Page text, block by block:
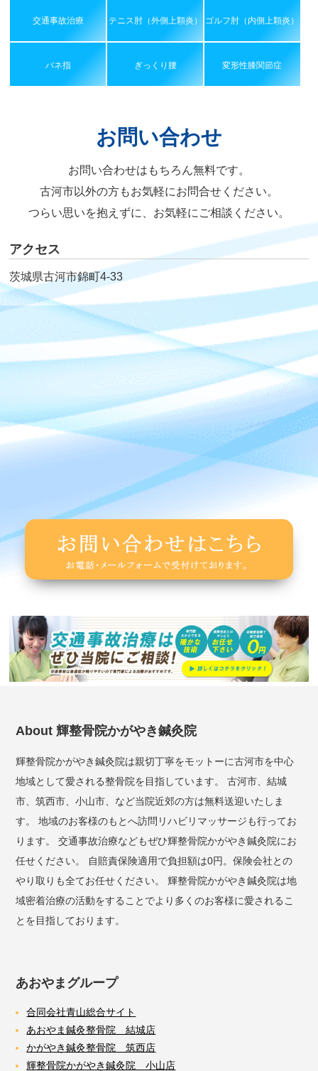
交通事故治療 テニス肘（外側上顆炎） ゴルフ肘（内側上顆炎）
バネ指 ぎっくり腰 変形性膝関節症
お問い合わせ
お問い合わせはもちろん無料です。
古河市以外の方もお気軽にお問合せください。
つらい思いを抱えずに、お気軽にご相談ください。
アクセス
茨城県古河市錦町4-33
About 輝整骨院かがやき鍼灸院
輝整骨院かがやき鍼灸院は親切丁寧をモットーに古河市を中心
地域として愛される整骨院を目指しています。 古河市、結城
市、筑西市、小山市、など当院近郊の方は無料送迎いたしま
す。 地域のお客様のもとへ訪問リハビリマッサージも行ってお
ります。 交通事故治療などもぜひ輝整骨院かがやき鍼灸院にお
任せください。 自賠責保険適用で負担額は0円。保険会社との
やり取りも全てお任せください。 輝整骨院かがやき鍼灸院は地
域密着治療の活動をすることでより多くのお客様に愛されるこ
とを目指しております。
あおやまグループ
合同会社青山総合サイト
あおやま鍼灸整骨院 結城店
かがやき鍼灸整骨院 筑西店
輝整骨院かがやき鍼灸院 小山店